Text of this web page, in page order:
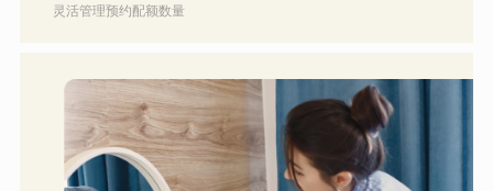
灵活管理预约配额数量